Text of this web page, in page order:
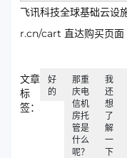
飞讯科技全球基础云
r.cn/cart 直达购买页面
文章
标
签：
好
的
那重
庆电
信机
房托
管是
什么
呢？
我
还
想
了
解
一
下